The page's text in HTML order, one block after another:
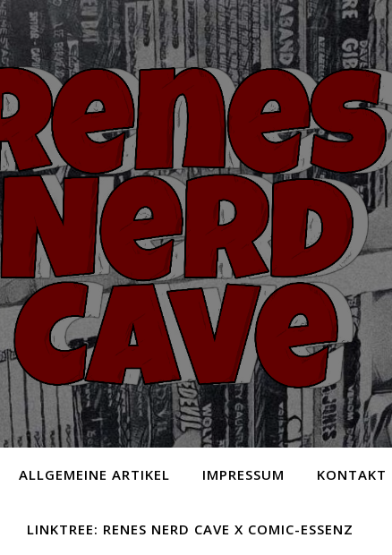
ALLGEMEINE ARTIKEL IMPRESSUM KONTAKT
LINKTREE: RENES NERD CAVE X COMIC-ESSENZ